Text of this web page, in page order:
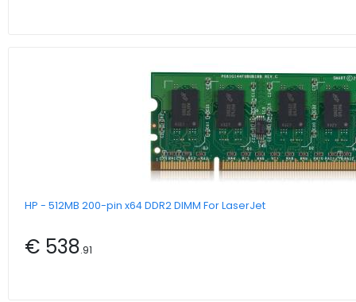
HP - 512MB 200-pin x64 DDR2 DIMM For LaserJet
€ 538.91